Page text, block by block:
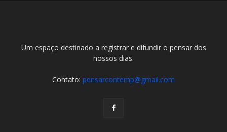
Um espaço destinado a registrar e difundir o pensar dos
nossos dias.
Contato: pensarcontemp@gmail.com